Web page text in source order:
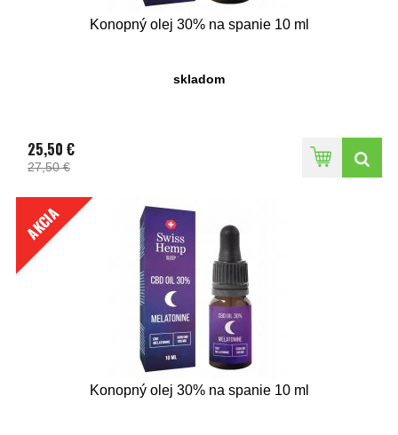
Konopný olej 30% na spanie 10 ml
skladom
25,50 €
27,50 €
AKCIA
Konopný olej 30% na spanie 10 ml